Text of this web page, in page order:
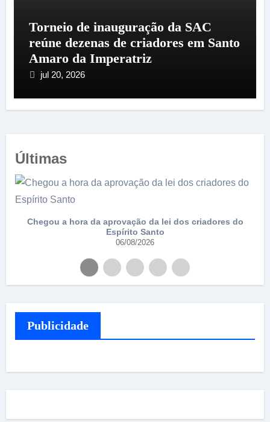
Torneio de inauguração da SAC
reúne dezenas de criadores em Santo
Amaro da Imperatriz
jul 20, 2026
Últimas
Falsificador de anilhas de pássaros é preso com vasto
material
03/08/2026
Publicidade